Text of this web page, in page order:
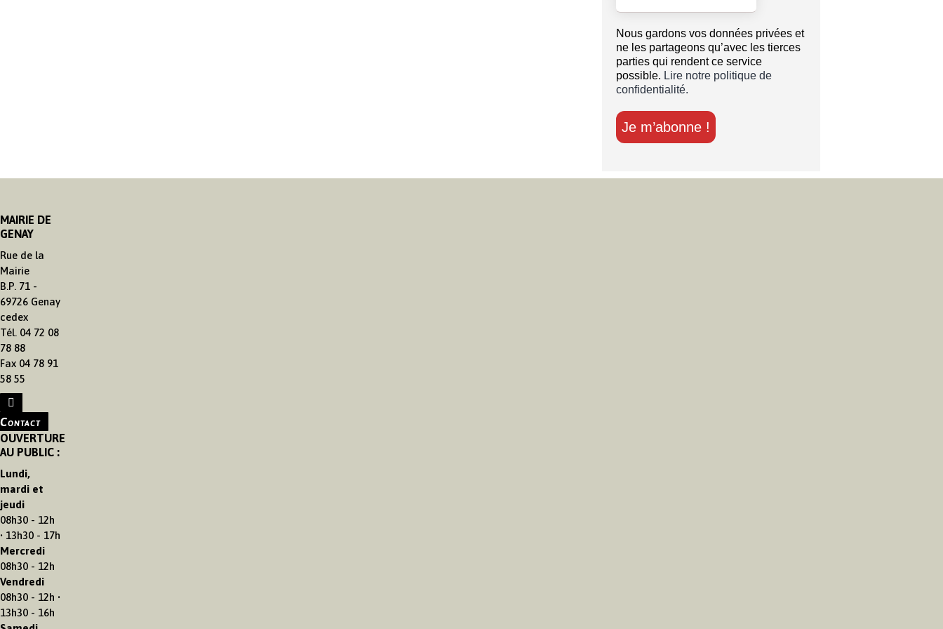
Nous gardons vos données privées et
ne les partageons qu’avec les tierces
parties qui rendent ce service
possible. Lire notre politique de
confidentialité.
MAIRIE DE
GENAY
Rue de la
Mairie
B.P. 71 -
69726 Genay
cedex
Tél. 04 72 08
78 88
Fax 04 78 91
58 55
Contact
OUVERTURE
AU PUBLIC :
Lundi,
mardi et
jeudi
08h30 - 12h
• 13h30 - 17h
Mercredi
08h30 - 12h
Vendredi
08h30 - 12h •
13h30 - 16h